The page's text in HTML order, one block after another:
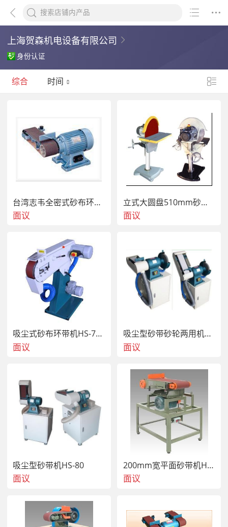
上海贺森机电设备有限公司
身份认证
综合 时间
台湾志韦全密式砂布环带研磨机GW-30
面议
立式大圆盘510mm砂盘机DS20
面议
吸尘式砂布环带机HS-75CX
面议
吸尘型砂带砂轮两用机HS-823
面议
吸尘型砂带机HS-80
面议
200mm宽平面砂带机HS-1524A
面议